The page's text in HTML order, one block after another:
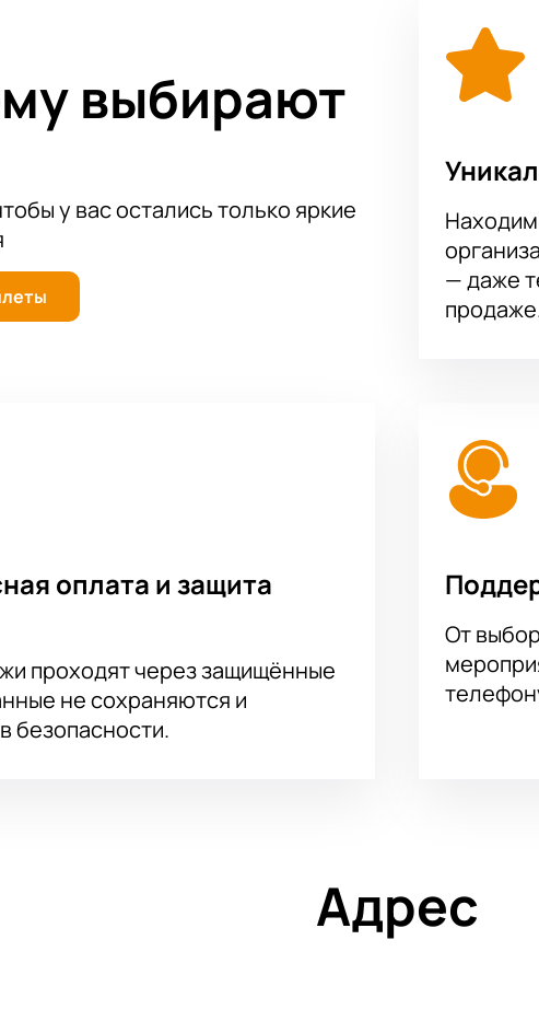
выбирают
у вас остались только яркие
— даже
оплата и защита
проходят через защищённые
не сохраняются и
безопасности.
От
Адрес